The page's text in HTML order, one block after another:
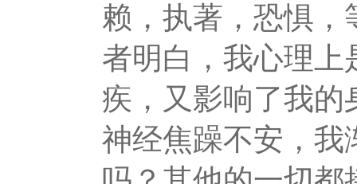
赖，执著，恐惧，
者明白，我心理上
疾，又影响了我的
神经焦躁不安，我